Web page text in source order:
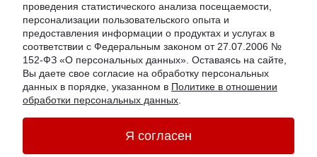
Информация на сайте не является публичной офертой
Онлайн-консультация
проведения статистического анализа посещаемости,
персонализации пользовательского опыта и
предоставления информации о продуктах и услугах в
соответствии с Федеральным законом от 27.07.2006 №
152-ФЗ «О персональных данных». Оставаясь на сайте,
Вы даете свое согласие на обработку персональных
данных в порядке, указанном в Политике в отношении
обработки персональных данных
Я согласен